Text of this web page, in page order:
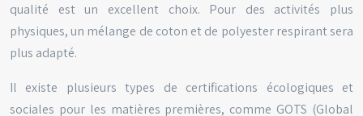
qualité est un excellent choix. Pour des activités plus
physiques, un mélange de coton et de polyester respirant sera
plus adapté.
Il existe plusieurs types de certifications écologiques et
sociales pour les matières premières, comme GOTS (Global